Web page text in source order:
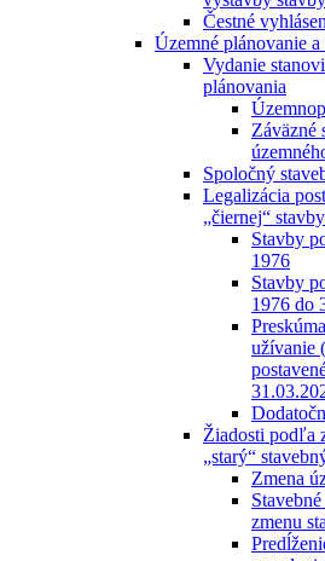
Čestné
Územné plánovanie
Vydanie
plánovania
Záväzné
Spoločný
Legalizácia
„čiernej“ stavby
Stavby
1976
Stavby
1976 do
užívanie
Žiadosti podľa
„starý“
Zmena
zmenu